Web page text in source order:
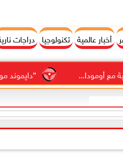
أخبار عالمية تكنولوجيا دراجات
”دايموند